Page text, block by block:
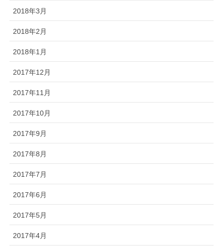
2018年3月
2018年2月
2018年1月
2017年12月
2017年11月
2017年10月
2017年9月
2017年8月
2017年7月
2017年6月
2017年5月
2017年4月